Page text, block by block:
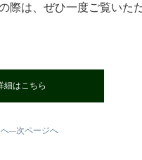
際は、ぜひ一度ご覧いた
細はこちら
—次ページへ